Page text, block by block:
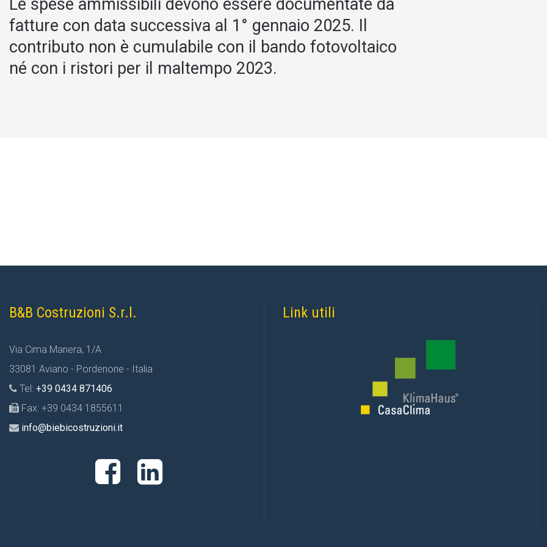
Le spese ammissibili devono essere documentate da
fatture con data successiva al 1° gennaio 2025. Il
contributo non è cumulabile con il bando fotovoltaico
né con i ristori per il maltempo 2023.
B&B Costruzioni S.r.l.
Via Cima Manera, 1/A
33081 Aviano - Pordenone - Italia
Tel: +39 0434 871406
Fax: +39 0434 1855611
info@biebicostruzioni.it
Link utili